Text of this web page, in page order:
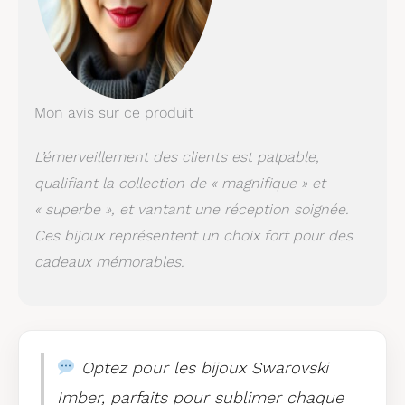
Mon avis sur ce produit
L’émerveillement des clients est palpable,
qualifiant la collection de « magnifique » et
« superbe », et vantant une réception soignée.
Ces bijoux représentent un choix fort pour des
cadeaux mémorables.
Optez pour les bijoux Swarovski
Imber, parfaits pour sublimer chaque